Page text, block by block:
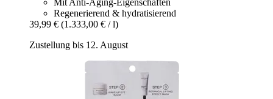
Regenerierend & hydratisierend
39,99 € (1.333,00 € / l)
Zustellung bis 12. August